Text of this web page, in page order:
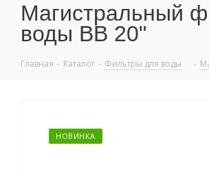
Магистральный
воды BB 20"
Главная - Каталог - Фильтры для воды -
НОВИНКА